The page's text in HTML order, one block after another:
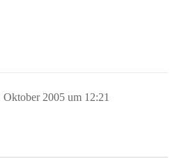
Oktober 2005 um 12:21